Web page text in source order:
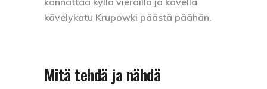
kävelykatu Krupowki päästä päähän.
Mitä tehdä ja nähdä